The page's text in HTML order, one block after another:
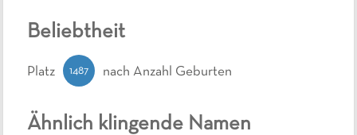
Ähnlich klingende Namen
Beliebtheit
Platz 1487 nach Anzahl Geburten